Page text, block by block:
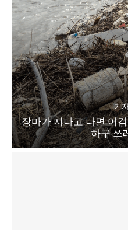
기
장마가 지나고 나면 어
하구 쓰